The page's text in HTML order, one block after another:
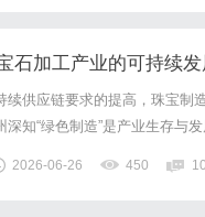
石加工产业的可持续
续供应链要求的提高，珠宝制
深知“绿色制造”是产业生存与
绿色变革。当前的梧州宝石
处理中心，通过生物降解和化
2026-06-26 450 10